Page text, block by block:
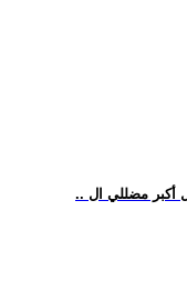
أكبر مضللي ال